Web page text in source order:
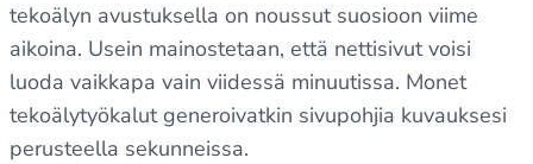
tekoälyn avustuksella on noussut suosioon viime
aikoina. Usein mainostetaan, että nettisivut voisi
luoda vaikkapa vain viidessä minuutissa. Monet
tekoälytyökalut generoivatkin sivupohjia kuvauksesi
perusteella sekunneissa.